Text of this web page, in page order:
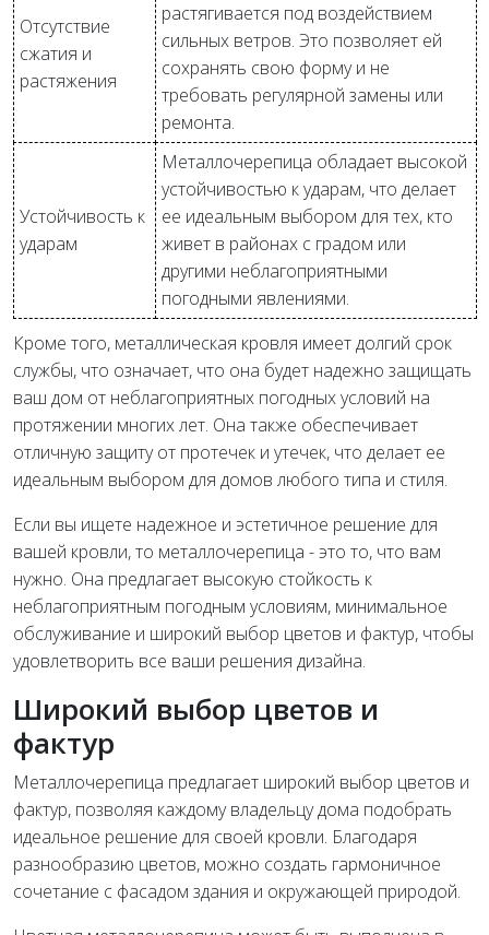
Отсутствие
сжатия и
растяжения
растягивается под воздействием
сильных ветров. Это позволяет ей
сохранять свою форму и не
требовать регулярной замены или
ремонта.
Устойчивость к
ударам
Металлочерепица обладает высокой
устойчивостью к ударам, что делает
ее идеальным выбором для тех, кто
живет в районах с градом или
другими неблагоприятными
погодными явлениями.
Кроме того, металлическая кровля имеет долгий срок
службы, что означает, что она будет надежно защищать
ваш дом от неблагоприятных погодных условий на
протяжении многих лет. Она также обеспечивает
отличную защиту от протечек и утечек, что делает ее
идеальным выбором для домов любого типа и стиля.
Если вы ищете надежное и эстетичное решение для
вашей кровли, то металлочерепица - это то, что вам
нужно. Она предлагает высокую стойкость к
неблагоприятным погодным условиям, минимальное
обслуживание и широкий выбор цветов и фактур, чтобы
удовлетворить все ваши решения дизайна.
Широкий выбор цветов и
фактур
Металлочерепица предлагает широкий выбор цветов и
фактур, позволяя каждому владельцу дома подобрать
идеальное решение для своей кровли. Благодаря
разнообразию цветов, можно создать гармоничное
сочетание с фасадом здания и окружающей природой.